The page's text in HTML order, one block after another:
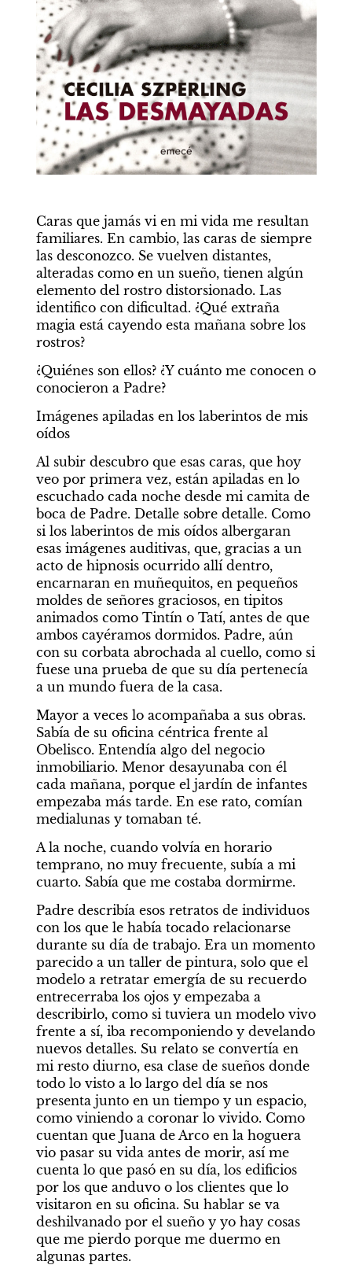
Caras que jamás vi en mi vida me resultan
familiares. En cambio, las caras de siempre
las desconozco. Se vuelven distantes,
alteradas como en un sueño, tienen algún
elemento del rostro distorsionado. Las
identifico con dificultad. ¿Qué extraña
magia está cayendo esta mañana sobre los
rostros?
¿Quiénes son ellos? ¿Y cuánto me conocen o
conocieron a Padre?
Imágenes apiladas en los laberintos de mis
oídos
Al subir descubro que esas caras, que hoy
veo por primera vez, están apiladas en lo
escuchado cada noche desde mi camita de
boca de Padre. Detalle sobre detalle. Como
si los laberintos de mis oídos albergaran
esas imágenes auditivas, que, gracias a un
acto de hipnosis ocurrido allí dentro,
encarnaran en muñequitos, en pequeños
moldes de señores graciosos, en tipitos
animados como Tintín o Tatí, antes de que
ambos cayéramos dormidos. Padre, aún
con su corbata abrochada al cuello, como si
fuese una prueba de que su día pertenecía
a un mundo fuera de la casa.
Mayor a veces lo acompañaba a sus obras.
Sabía de su oficina céntrica frente al
Obelisco. Entendía algo del negocio
inmobiliario. Menor desayunaba con él
cada mañana, porque el jardín de infantes
empezaba más tarde. En ese rato, comían
medialunas y tomaban té.
A la noche, cuando volvía en horario
temprano, no muy frecuente, subía a mi
cuarto. Sabía que me costaba dormirme.
Padre describía esos retratos de individuos
con los que le había tocado relacionarse
durante su día de trabajo. Era un momento
parecido a un taller de pintura, solo que el
modelo a retratar emergía de su recuerdo
entrecerraba los ojos y empezaba a
describirlo, como si tuviera un modelo vivo
frente a sí, iba recomponiendo y develando
nuevos detalles. Su relato se convertía en
mi resto diurno, esa clase de sueños donde
todo lo visto a lo largo del día se nos
presenta junto en un tiempo y un espacio,
como viniendo a coronar lo vivido. Como
cuentan que Juana de Arco en la hoguera
vio pasar su vida antes de morir, así me
cuenta lo que pasó en su día, los edificios
por los que anduvo o los clientes que lo
visitaron en su oficina. Su hablar se va
deshilvanado por el sueño y yo hay cosas
que me pierdo porque me duermo en
algunas partes.